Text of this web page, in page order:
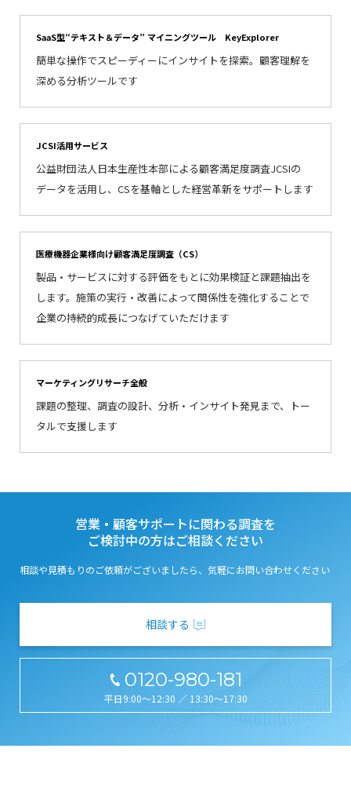
SaaS型“テキスト＆データ” マイニングツール KeyExplorer
簡単な操作でスピーディーにインサイトを探索。顧客理解を
深める分析ツールです
JCSI活用サービス
公益財団法人日本生産性本部による顧客満足度調査JCSIの
データを活用し、CSを基軸とした経営革新をサポートします
医療機器企業様向け顧客満足度調査（CS）
製品・サービスに対する評価をもとに効果検証と課題抽出を
します。施策の実行・改善によって関係性を強化することで
企業の持続的成長につなげていただけます
マーケティングリサーチ全般
課題の整理、調査の設計、分析・インサイト発見まで、トー
タルで支援します
営業・顧客サポートに関わる調査を
ご検討中の方はご相談ください
相談や見積もりのご依頼がございましたら、気軽にお問い合わせください
相談する
0120-980-181
平日9:00～12:30 ／ 13:30～17:30